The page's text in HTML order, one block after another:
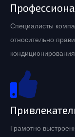
Специалисты
относительно
кондиционирования.
Грамотно